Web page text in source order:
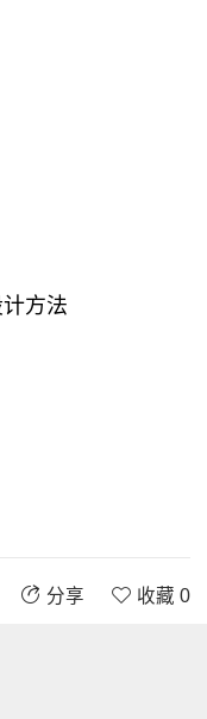
方法
分享 收藏 0